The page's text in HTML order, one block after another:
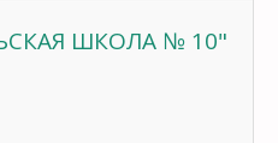
ШКОЛА № 10"